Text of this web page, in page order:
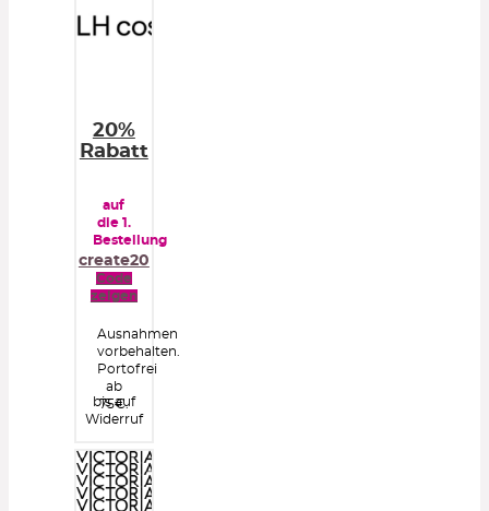
20%
Rabatt
auf
die 1.
Bestellung
create20
Code
zeigen
Ausnahmen
vorbehalten.
Portofrei
ab
75€.
bis auf
Widerruf